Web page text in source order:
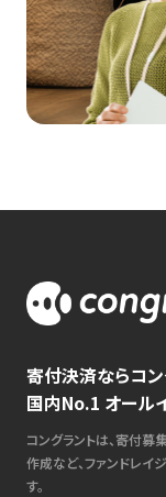
寄付決済ならコン
国内No.1 オール
コングラントは、寄付募
作成など、ファンドレ
す。